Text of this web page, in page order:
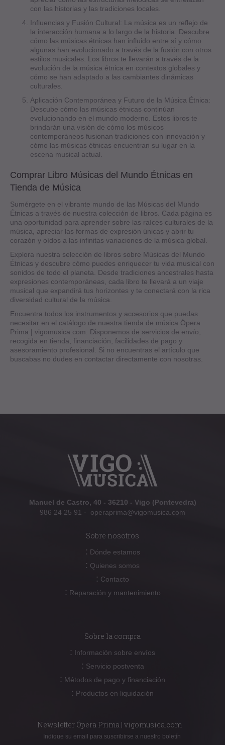
con las historias y las tradiciones locales.
Influencias y Fusión Cultural: La música es un reflejo de
la interacción humana a lo largo de la historia. Descubre
cómo las músicas étnicas han influido entre sí y cómo
algunas han evolucionado a través de la fusión con otros
estilos musicales. Los libros te llevarán a través de la
evolución de la música étnica en contextos globales y
cómo se han adaptado a las cambiantes dinámicas
culturales.
Aplicación Contemporánea y Futuro de la Música Étnica:
Descube cómo las músicas étnicas continúan
evolucionando en el mundo moderno. Estos libros te
brindarán una visión de cómo los músicos
contemporáneos fusionan tradiciones con innovación y
cómo las músicas étnicas encuentran su lugar en la
escena musical actual.
Comprar Libro Músicas del Mundo Étnicas en
Tienda de Música
Sumérgete en el vibrante mundo de las Músicas del Mundo
Étnicas a través de nuestra colección de libros. Cada página es
una oportunidad para aprender sobre las raíces culturales de la
música, apreciar las formas de expresión únicas y abrir tu
corazón y oídos a las infinitas variaciones de la música global.
Explora nuestra selección de libros sobre Músicas del Mundo
Étnicas y descubre cómo puedes enriquecer tu vida musical con
sonidos de todo el planeta. Desde tradiciones ancestrales hasta
expresiones contemporáneas, cada libro te llevará a un viaje
musical que expandirá tus horizontes y te conectará con la rica
diversidad cultural de la música.
Encuentra todos los instrumentos y accesorios que puedas
necesitar en el catálogo de nuestra tienda de música Ópera
Prima | vigomusica.com. Disponemos de servicios de envío,
recogida en tienda, financiación, facilidades de pago y
asesoramiento profesional. Si no encuentras el artículo que
buscabas no dudes en contactar directamente con nosotras.
Manuel de Castro, 40 - 36210 - Vigo (Pontevedra)
986 24 25 91 · operaprima@vigomusica.com
Sobre nosotros
: Dónde estamos
: Quienes somos
: Contacto
: Reparación y mantenimiento
Sobre la compra
: Información sobre envíos
: Servicio postventa
: Métodos de pago y financiación
: Productos en liquidación
Newsletter Ópera Prima | vigomusica.com
Indique su email para suscribirse a nuestro boletín